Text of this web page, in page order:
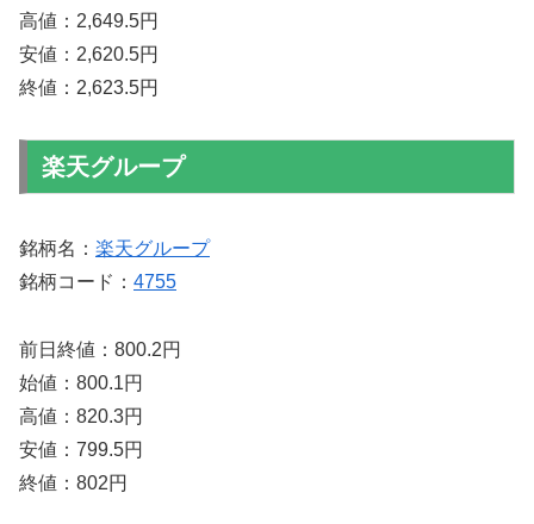
高値：2,649.5円
安値：2,620.5円
終値：2,623.5円
楽天グループ
銘柄名： 楽天グループ
銘柄コード： 4755
前日終値：800.2円
始値：800.1円
高値：820.3円
安値：799.5円
終値：802円